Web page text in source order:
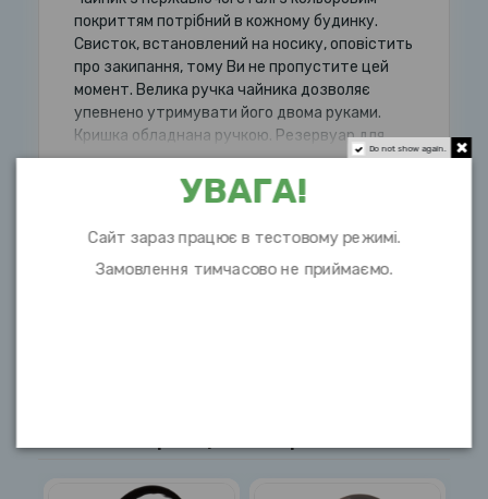
покриттям потрібний в кожному будинку.
Свисток, встановлений на носику, оповістить
про закипання, тому Ви не пропустите цей
момент. Велика ручка чайника дозволяє
упевнено утримувати його двома руками.
Кришка обладнана ручкою. Резервуар для
Розгорнути опис
Do not show again.
УВАГА!
Сайт зараз працює в тестовому режимі.
Замовлення тимчасово не приймаємо.